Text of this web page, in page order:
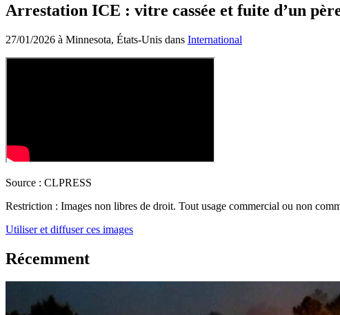
Arrestation ICE : vitre cassée et fuite d’un
27/01/2026 à Minnesota, États-Unis dans International
Source : CLPRESS
Restriction : Images non libres de droit. Tout usage commercial ou non
Utiliser et diffuser ces images
Récemment